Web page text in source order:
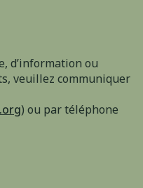
d’information ou
veuillez communiquer
) ou par téléphone